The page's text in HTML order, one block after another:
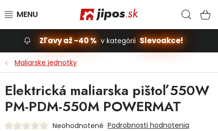
Slevoakce
Stavba, dom
Dielňa
Zľavy až -40 % v kategórii Slevoakce!
Maliarske jednotky
Elektrická maliarska pištoľ 550W
PM-PDM-550M POWERMAT
Neohodnotené Podrobnosti hodnotenia